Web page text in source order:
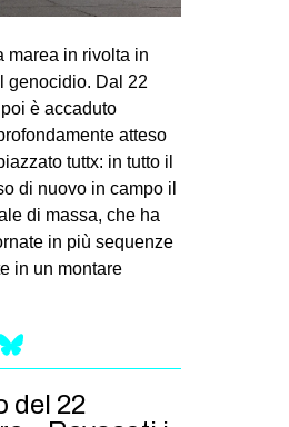
marea in rivolta in
genocidio. Dal 22
è accaduto
atteso
tuttx: in tutto il
di nuovo in campo il
di massa, che ha
in più sequenze
in un montare
Facebook
del 22